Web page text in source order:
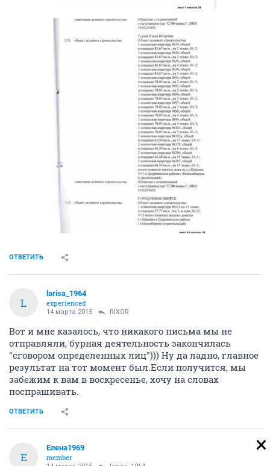
ОТВЕТИТЬ
L
larisa_1964
experienced
14 марта 2015 RIXOR
Вот и мне казалось, что никакого письма мы не
отправляли, бурная деятельность закончилась
"сговором определенных лиц"))) Ну да ладно, главное
результат на тот момент был.Если получится, мы
забежим к вам в воскресенье, хочу на словах
поспрашивать.
ОТВЕТИТЬ
Е
Елена1969
member